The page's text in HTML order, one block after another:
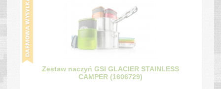
Zestaw naczyń GSI GLACIER STAINLESS
CAMPER (1606729)